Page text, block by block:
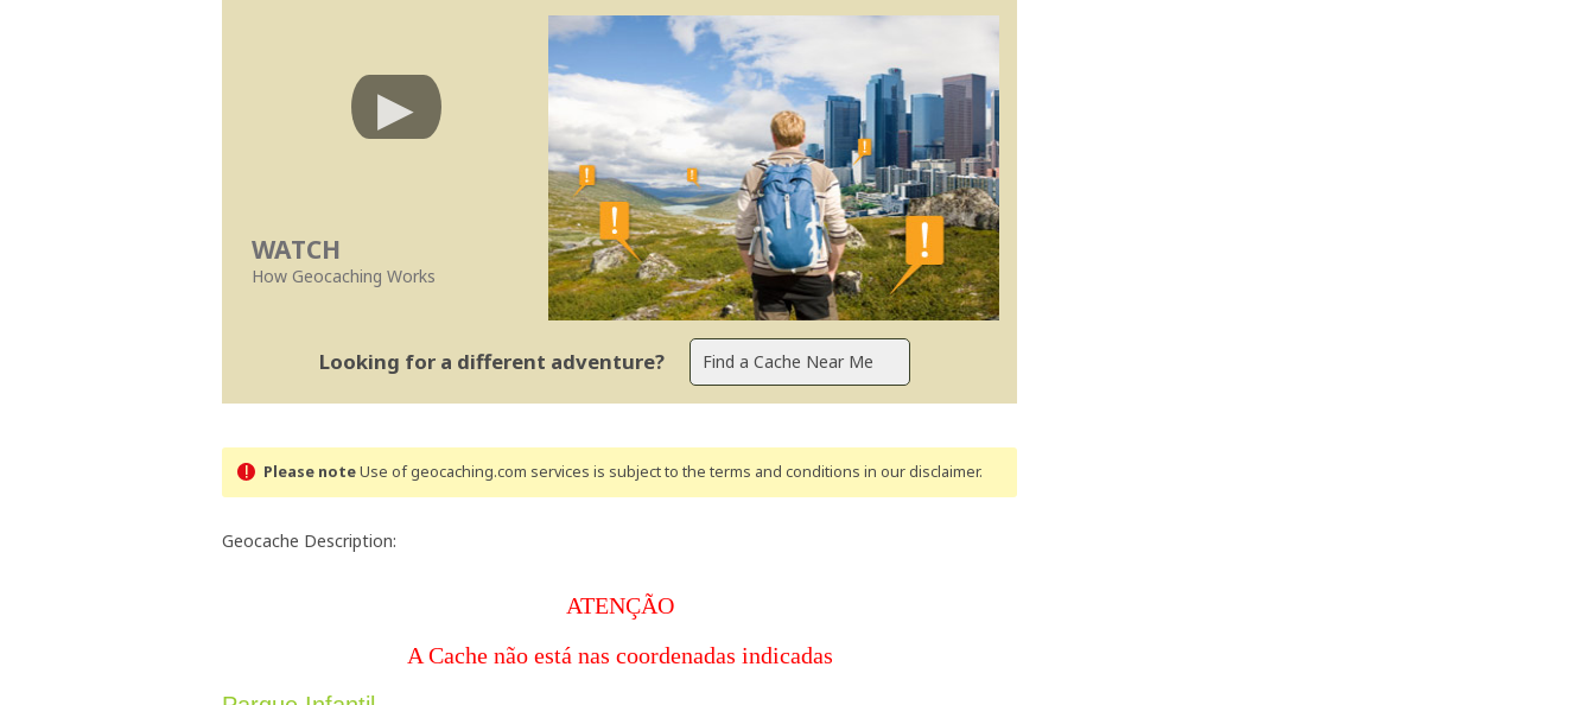
WATCH
How Geocaching Works
Looking for a different adventure?
Please noteUse of geocaching.com services is subject to the terms and conditions in our disclaimer.
Geocache Description:
ATENÇÃO
A Cache não está nas coordenadas indicadas